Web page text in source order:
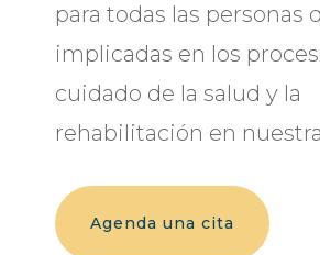
para todas las personas
implicadas en los
cuidado de la salud y la
rehabilitación en
Agenda una cita